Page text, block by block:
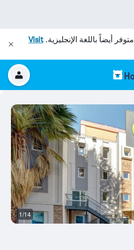
متوفر أيضاً باللغة الإنجليزية.Visit
1/14